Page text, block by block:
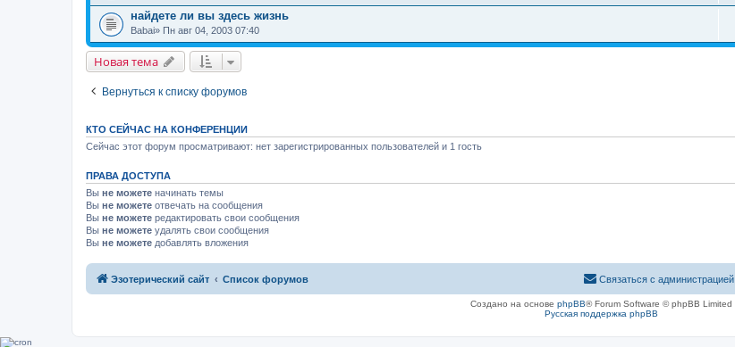
найдете ли вы здесь жизнь
Babai» Пн авг 04, 2003 07:40
Новая тема
Вернуться к списку форумов
КТО СЕЙЧАС НА КОНФЕРЕНЦИИ
Сейчас этот форум просматривают: нет зарегистрированных пользователей и 1 гость
ПРАВА ДОСТУПА
Вы не можете начинать темы
Вы не можете отвечать на сообщения
Вы не можете редактировать свои сообщения
Вы не можете удалять свои сообщения
Вы не можете добавлять вложения
Эзотерический сайт Список форумов Связаться с администрацией
Создано на основе phpBB® Forum Software © phpBB Limited
Русская поддержка phpBB